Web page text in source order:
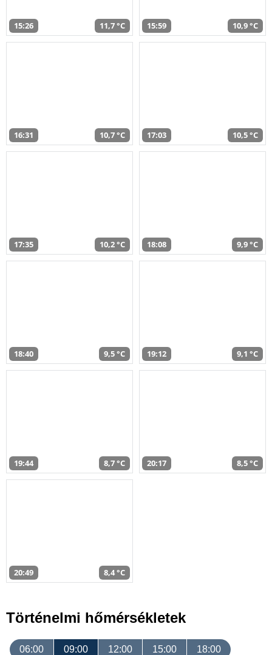
15:26 11,7 °C 15:59 10,9 °C
16:31 10,7 °C 17:03 10,5 °C
17:35 10,2 °C 18:08 9,9 °C
18:40 9,5 °C 19:12 9,1 °C
19:44 8,7 °C 20:17 8,5 °C
20:49 8,4 °C
Történelmi hőmérsékletek
06:00 09:00 12:00 15:00 18:00